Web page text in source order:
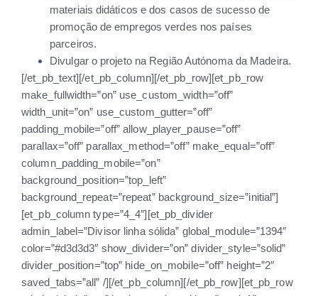
materiais didáticos e dos casos de sucesso de
promoção de empregos verdes nos países
parceiros.
Divulgar o projeto na Região Autónoma da Madeira.
[/et_pb_text][/et_pb_column][/et_pb_row][et_pb_row
make_fullwidth=”on” use_custom_width=”off”
width_unit=”on” use_custom_gutter=”off”
padding_mobile=”off” allow_player_pause=”off”
parallax=”off” parallax_method=”off” make_equal=”off”
column_padding_mobile=”on”
background_position=”top_left”
background_repeat=”repeat” background_size=”initial”]
[et_pb_column type=”4_4″][et_pb_divider
admin_label=”Divisor linha sólida” global_module=”1394″
color=”#d3d3d3″ show_divider=”on” divider_style=”solid”
divider_position=”top” hide_on_mobile=”off” height=”2″
saved_tabs=”all” /][/et_pb_column][/et_pb_row][et_pb_row